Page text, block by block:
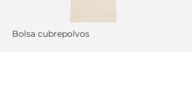
Bolsa cubrepolvos